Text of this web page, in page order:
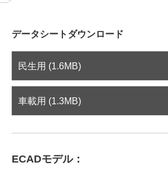
データシートダウンロード
民生用 (1.6MB)
車載用 (1.3MB)
ECADモデル：